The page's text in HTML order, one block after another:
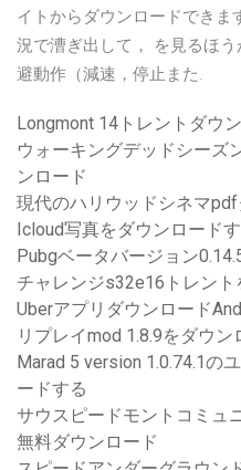
イトからダウンロードできま
況で漕ぎ出して， を見るほ
避動作（減速，停止また.
Longmont 14トレントダウ
ウォーキングデッドシーズ
ンロード
現代のハリウッドシネマ
Icloud写真をダウンロード
Pubgベータバージョン
チャレンジs32e16トレント
Uberアプリダウンロード
リプレイmod 1.8.9をダウン
Marad 5 version 1.0.74.1の
ードする
サウスピードモントコミュ
無料ダウンロード